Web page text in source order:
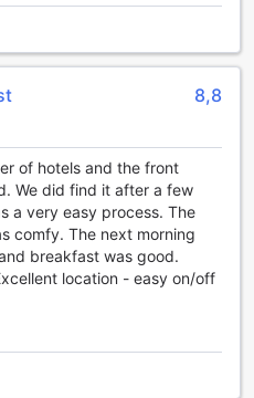
в Baymont by
Eastridge предлага
направят престоя ви
Гостите могат да се
не само в стаите, но и в
е идеално за работа или
които пътуват с много
на куфари е на
ви да се насладите на
без притеснения.
като пране и обслужване
да се насладят на
е предвидена
на вашето настаняване
8,8
of hotels and the front
We did find it after a few
a very easy process. The
comfy. The next morning
breakfast was good.
location - easy on/off